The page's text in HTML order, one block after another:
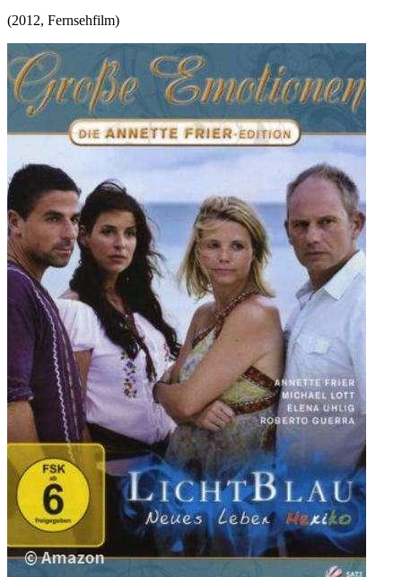
(2012, Fernsehfilm)